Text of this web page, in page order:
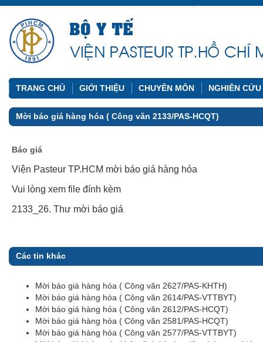
TRANG CHỦ GIỚI THIỆU CHUYÊN MÔN NGHIÊN
Mời báo giá hàng hóa ( Công văn 2133/PAS-HCQT)
Báo giá
Viện Pasteur TP.HCM mời báo giá hàng hóa
Vui lòng xem file đính kèm
2133_26. Thư mời báo giá
Các tin khác
Mời báo giá hàng hóa ( Công văn 2627/PAS-KHTH)
Mời báo giá hàng hóa ( Công văn 2614/PAS-VTTBYT)
Mời báo giá hàng hóa ( Công văn 2612/PAS-HCQT)
Mời báo giá hàng hóa ( Công văn 2581/PAS-HCQT)
Mời báo giá hàng hóa ( Công văn 2577/PAS-VTTBYT)